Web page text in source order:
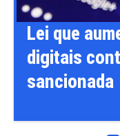
Lei que
digitais
sancionada